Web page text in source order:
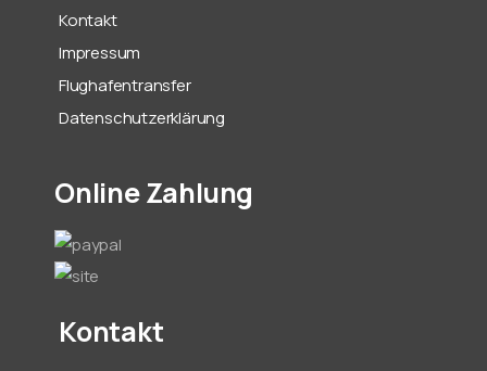
Kontakt
Impressum
Flughafentransfer
Datenschutzerklärung
Online Zahlung
Kontakt